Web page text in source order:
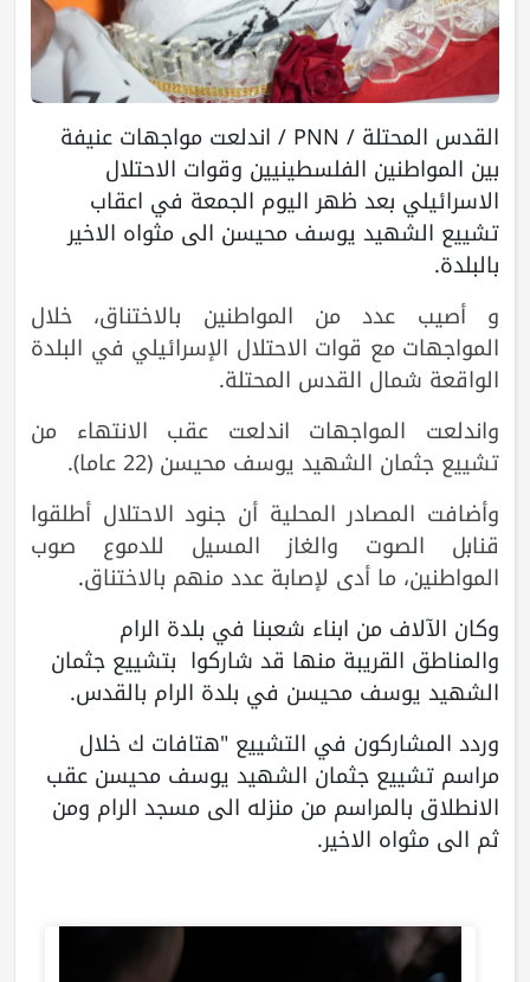
القدس المحتلة / PNN / اندلعت مواجهات عنيفة
بين المواطنين الفلسطينيين وقوات الاحتلال
الاسرائيلي بعد ظهر اليوم الجمعة في اعقاب
تشييع الشهيد يوسف محيسن الى مثواه الاخير
بالبلدة.
و أصيب عدد من المواطنين بالاختناق، خلال
المواجهات مع قوات الاحتلال الإسرائيلي في البلدة
الواقعة شمال القدس المحتلة.
واندلعت المواجهات اندلعت عقب الانتهاء من
تشييع جثمان الشهيد يوسف محيسن (22 عاما).
وأضافت المصادر المحلية أن جنود الاحتلال أطلقوا
قنابل الصوت والغاز المسيل للدموع صوب
المواطنين، ما أدى لإصابة عدد منهم بالاختناق.
وكان الآلاف من ابناء شعبنا في بلدة الرام
والمناطق القريبة منها قد شاركوا بتشييع جثمان
الشهيد يوسف محيسن في بلدة الرام بالقدس.
وردد المشاركون في التشييع "هتافات ك خلال
مراسم تشييع جثمان الشهيد يوسف محيسن عقب
الانطلاق بالمراسم من منزله الى مسجد الرام ومن
ثم الى مثواه الاخير.